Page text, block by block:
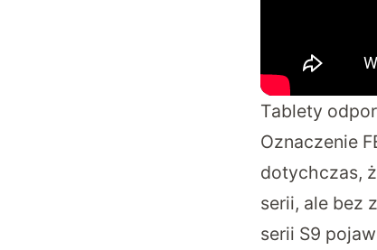
Tablety
Oznaczenie
dotychczas,
serii, ale bez
serii S9